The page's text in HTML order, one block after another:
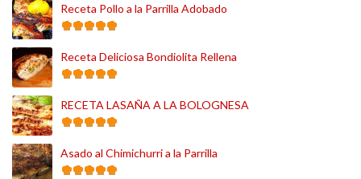
Receta Pollo a la Parrilla Adobado
Receta Deliciosa Bondiolita Rellena
RECETA LASAÑA A LA BOLOGNESA
Asado al Chimichurri a la Parrilla